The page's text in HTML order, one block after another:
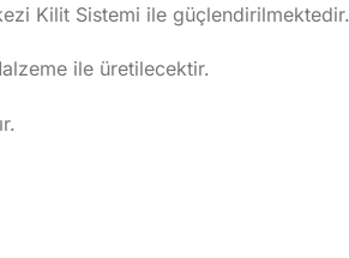
Kilit Sistemi ile güçlendirilmektedir.
ile üretilecektir.